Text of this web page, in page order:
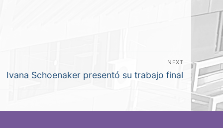
NEXT
Ivana Schoenaker presentó su trabajo final